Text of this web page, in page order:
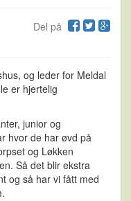
Del på
og leder for Meldal
er hjertelig
junior og
hvor de har øvd på
og Løkken
Så det blir ekstra
og så har vi fått med